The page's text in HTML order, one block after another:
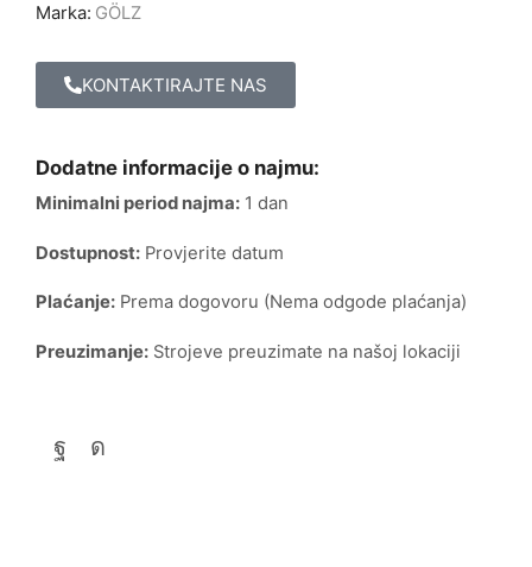
Marka: GÖLZ
KONTAKTIRAJTE NAS
Dodatne informacije o najmu:
Minimalni period najma: 1 dan
Dostupnost: Provjerite datum
Plaćanje: Prema dogovoru (Nema odgode plaćanja)
Preuzimanje: Strojeve preuzimate na našoj lokaciji